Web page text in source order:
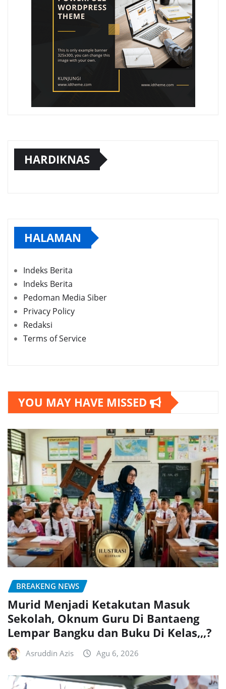
HARDIKNAS
HALAMAN
Indeks Berita
Indeks Berita
Pedoman Media Siber
Privacy Policy
Redaksi
Terms of Service
YOU MAY HAVE MISSED
BREAKENG NEWS
Murid Menjadi Ketakutan Masuk
Sekolah, Oknum Guru Di Bantaeng
Lempar Bangku dan Buku Di Kelas,,,?
Asruddin Azis Agu 6, 2026